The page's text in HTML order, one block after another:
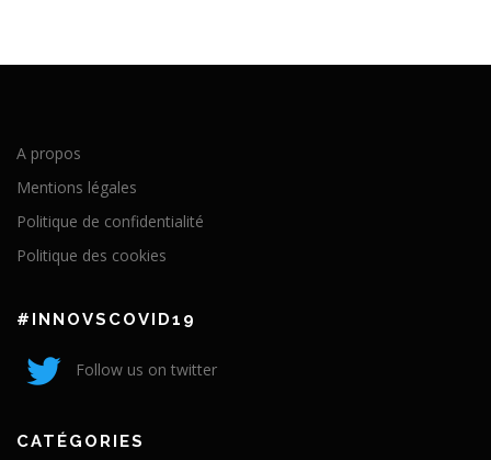
A propos
Mentions légales
Politique de confidentialité
Politique des cookies
#INNOVSCOVID19
Follow us on twitter
CATÉGORIES